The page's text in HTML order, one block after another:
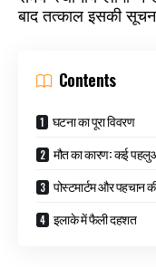
बाद तत्काल इसकी
Contents
घटना का पूरा विवरण
मौत का कारण: कई
पोस्टमार्टम और पहचान
इलाके में फैली दहशत